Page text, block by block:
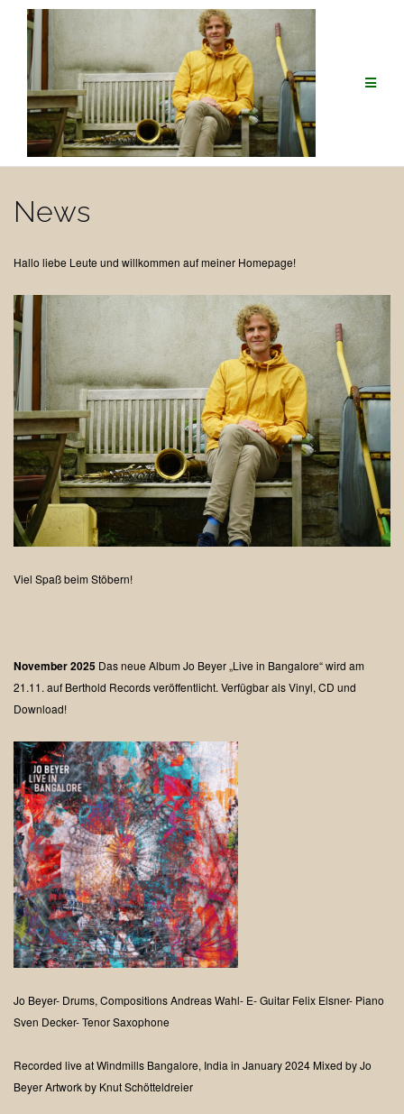
Zum
Inhalt
springen
News
Hallo liebe Leute und willkommen auf meiner Homepage!
Viel Spaß beim Stöbern!
November 2025 Das neue Album Jo Beyer „Live in Bangalore“ wird am
21.11. auf Berthold Records veröffentlicht.Verfügbar als Vinyl, CD und
Download!
Jo Beyer- Drums, CompositionsAndreas Wahl- E- Guitar Felix Elsner- Piano
Sven Decker- Tenor Saxophone
Recorded live at Windmills Bangalore, India in January 2024Mixed by Jo
BeyerArtwork by Knut Schötteldreier